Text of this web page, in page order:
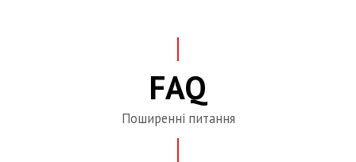
FAQ
Поширенні питання